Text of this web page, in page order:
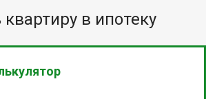
квартиру в ипотеку